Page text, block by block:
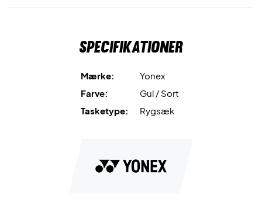
Specifikationer
Mærke:
Yonex
Farve:
Gul / Sort
Tasketype:
Rygsæk